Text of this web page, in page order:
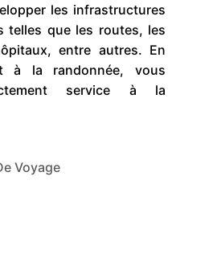
les infrastructures
telles que les routes, les
entre autres. En
à la randonnée, vous
service à la
Voyage